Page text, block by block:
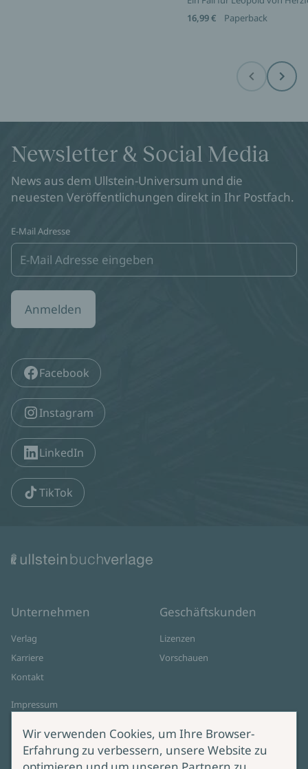
16,99 €
Paperback
Before Next
Newsletter & Social Media
News aus dem Ullstein-Universum und die
neuesten Veröffentlichungen direkt in Ihr Postfach.
E-Mail Adresse
Anmelden
Facebook
Instagram
LinkedIn
TikTok
Unternehmen
Verlag
Karriere
Kontakt
Impressum
Cookie-Einstellungen
AGB Online Shop
Geschäftskunden
Lizenzen
Vorschauen
Wir verwenden Cookies, um Ihre Browser-
Erfahrung zu verbessern, unsere Website zu